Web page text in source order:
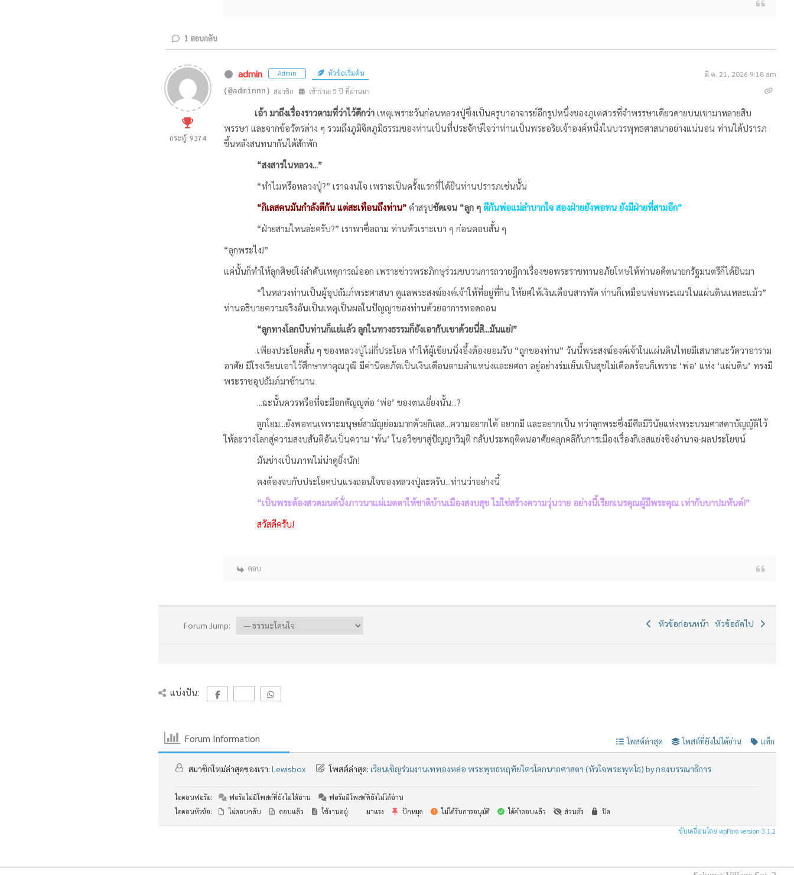
1 ตอบกลับ
กระทู้: 9374
admin Admin หัวข้อเริ่มต้น มี.ค. 21, 2026 9:18 am
(@adminnn) สมาชิก เข้าร่วม: 5 ปี ที่ผ่านมา
เอ้า มาถึงเรื่องราวตามที่ว่าไว้ดีกว่าเหตุเพราะวันก่อนหลวงปู่ซึ่งเป็นครูบาอาจารย์อีกรูปหนึ่งของภูเตศวรที่จำพรรษาเดียวดายบนเขามาหลายสิบ
พรรษา และจากข้อวัตรต่าง ๆ รวมถึงภูมิจิตภูมิธรรมของท่านเป็นที่ประจักษ์ใจว่าท่านเป็นพระอริยเจ้าองค์หนึ่งในบวรพุทธศาสนาอย่างแน่นอน ท่านได้ปรารภ
ขึ้นหลังสนทนากันได้สักพัก
“สงสารในหลวง...”
“ทำไมหรือหลวงปู่?” เราฉงนใจ เพราะเป็นครั้งแรกที่ได้ยินท่านปรารภเช่นนั้น
“กิเลสคนมันกำลังตีกัน แต่สะเทือนถึงท่าน”คำสรุปชัดเจน “ลูก ๆ ตีกันพ่อแม่ลำบากใจ สองฝ่ายยังพอทน ยังมีฝ่ายที่สามอีก”
“ฝ่ายสามไหนล่ะครับ?” เราพาซื่อถาม ท่านหัวเราะเบา ๆ ก่อนตอบสั้น ๆ
“ลูกพระไง!”
แค่นั้นก็ทำให้ลูกศิษย์โง่ลำดับเหตุการณ์ออก เพราะข่าวพระภิกษุร่วมขบวนการถวายฎีกาเรื่องขอพระราชทานอภัยโทษให้ท่านอดีตนายกรัฐมนตรีก็ได้ยินมา
“ในหลวงท่านเป็นผู้อุปถัมภ์พระศาสนา ดูแลพระสงฆ์องค์เจ้าให้ที่อยู่ที่กิน ให้ยศให้เงินเดือนสารพัด ท่านก็เหมือนพ่อพระเณรในแผ่นดินแหละแม้ว”
ท่านอธิบายความจริงอันเป็นเหตุเป็นผลในปัญญาของท่านด้วยอาการทอดถอน
“ลูกทางโลกบีบท่านก็แย่แล้ว ลูกในทางธรรมก็ยังเอากับเขาด้วยนี่สิ...มันแย่!”
เพียงประโยคสั้น ๆ ของหลวงปู่ไม่กี่ประโยค ทำให้ผู้เขียนนิ่งอึ้งต้องยอมรับ “ถูกของท่าน” วันนี้พระสงฆ์องค์เจ้าในแผ่นดินไทยมีเสนาสนะวัดวาอาราม
อาศัย มีโรงเรียนเอาไว้ศึกษาหาคุณวุฒิ มีค่านิตยภัตเป็นเงินเดือนตามตำแหน่งและยศถา อยู่อย่างร่มเย็นเป็นสุขไม่เดือดร้อนก็เพราะ ‘พ่อ’ แห่ง ‘แผ่นดิน’ ทรงมี
พระราชอุปถัมภ์มาช้านาน
...ฉะนั้นควรหรือที่จะมีอกตัญญูต่อ ‘พ่อ’ ของตนเยี่ยงนั้น...?
ลูกโยม...ยังพอทนเพราะมนุษย์สามัญย่อมมากด้วยกิเลส...ความอยากได้ อยากมี และอยากเป็น ทว่าลูกพระซึ่งมีศีลมีวินัยแห่งพระบรมศาสดาบัญญัติไว้
ให้ละวางโลกสู่ความสงบสันติอันเป็นความ ‘พ้น’ ในอวิชชาสู่ปัญญาวิมุติ กลับประพฤติตนอาศัยคลุกคลีกับการเมืองเรื่องกิเลสแย่งชิงอำนาจ-ผลประโยชน์
มันช่างเป็นภาพไม่น่าดูยิ่งนัก!
คงต้องจบกับประโยคปนแรงถอนใจของหลวงปู่ละครับ...ท่านว่าอย่างนี้
“เป็นพระต้องสวดมนต์นั่งภาวนาแผ่เมตตาให้ชาติบ้านเมืองสงบสุข ไม่ใช่สร้างความวุ่นวาย อย่างนี้เรียกเนรคุณผู้มีพระคุณ เท่ากับบาปมหันต์!”
สวัสดีครับ!
ตอบ
Forum Jump: หัวข้อก่อนหน้า หัวข้อถัดไป
แบ่งปัน:
Forum Information โพสต์ล่าสุด โพสต์ที่ยังไม่ได้อ่าน แท็ก
สมาชิกใหม่ล่าสุดของเรา: Lewisbox โพสต์ล่าสุด: เรียนเชิญร่วมงานเททองหล่อ พระพุทธหฤทัยไตรโลกนาถศาสดา (หัวใจพระพุทโธ) by กองบรรณาธิการ
ไอคอนฟอรัม: ฟอรัมไม่มีโพสต์ที่ยังไม่ได้อ่าน
ฟอรัมมีโพสต์ที่ยังไม่ได้อ่าน
ไอคอนหัวข้อ:
ไม่ตอบกลับ ตอบแล้ว ใช้งานอยู่ มาแรง ปักหมุด ไม่ได้รับการอนุมัติ ได้คำตอบแล้ว ส่วนตัว ปิด
ขับเคลื่อนโดย wpForo version 3.1.2